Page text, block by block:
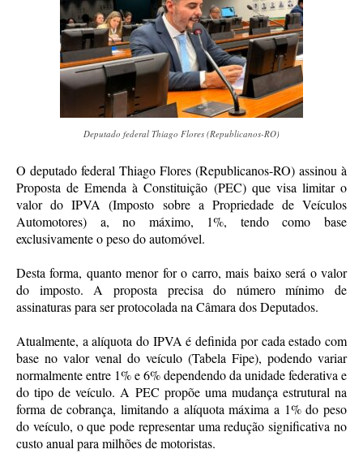
Deputado federal Thiago Flores (Republicanos-RO)
O deputado federal Thiago Flores (Republicanos-RO) assinou à
Proposta de Emenda à Constituição (PEC) que visa limitar o
valor do IPVA (Imposto sobre a Propriedade de Veículos
Automotores) a, no máximo, 1%, tendo como base
exclusivamente o peso do automóvel.
Desta forma, quanto menor for o carro, mais baixo será o valor
do imposto. A proposta precisa do número mínimo de
assinaturas para ser protocolada na Câmara dos Deputados.
Atualmente, a alíquota do IPVA é definida por cada estado com
base no valor venal do veículo (Tabela Fipe), podendo variar
normalmente entre 1% e 6% dependendo da unidade federativa e
do tipo de veículo. A PEC propõe uma mudança estrutural na
forma de cobrança, limitando a alíquota máxima a 1% do peso
do veículo, o que pode representar uma redução significativa no
custo anual para milhões de motoristas.